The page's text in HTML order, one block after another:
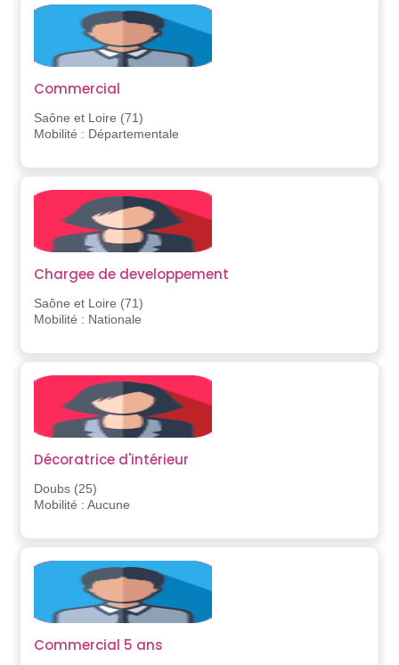
Commercial
Saône et Loire (71)
Mobilité : Départementale
Chargee de developpement
Saône et Loire (71)
Mobilité : Nationale
Décoratrice d'intérieur
Doubs (25)
Mobilité : Aucune
Commercial 5 ans